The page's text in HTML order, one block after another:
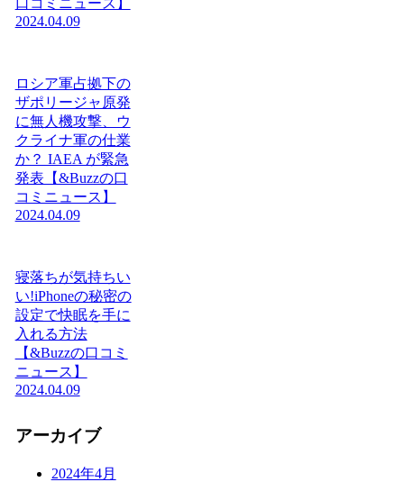
口コミニュース】
2024.04.09
ロシア軍占拠下の
ザポリージャ原発
に無人機攻撃、ウ
クライナ軍の仕業
か？ IAEA が緊急
発表【&Buzzの口
コミニュース】
2024.04.09
寝落ちが気持ちい
い!iPhoneの秘密の
設定で快眠を手に
入れる方法
【&Buzzの口コミ
ニュース】
2024.04.09
アーカイブ
2024年4月